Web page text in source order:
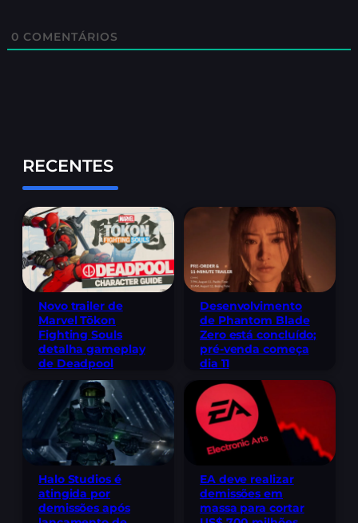
0 COMENTÁRIOS
RECENTES
Novo trailer de
Marvel Tōkon
Fighting Souls
detalha gameplay
de Deadpool
Desenvolvimento
de Phantom Blade
Zero está concluído;
pré-venda começa
dia 11
Halo Studios é
atingida por
demissões após
EA deve realizar
demissões em
massa para cortar